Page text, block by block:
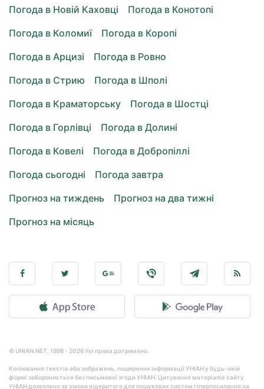
Погода в Новій Каховці
Погода в Конотопі
Погода в Коломиї
Погода в Коропі
Погода в Арцизі
Погода в Ровно
Погода в Стрию
Погода в Шполі
Погода в Краматорську
Погода в Шостці
Погода в Горлівці
Погода в Долині
Погода в Ковелі
Погода в Добропіллі
Погода сьогодні
Погода завтра
Прогноз на тиждень
Прогноз на два тижні
Прогноз на місяць
© UNIAN.NET, 1998 - 2026 Усі права дотримано.
Копіювання текстів або зображень, поширення інформації УНІАН у будь-якій
формі забороняється без письмової згоди УНІАН. Цитування матеріалів сайту
УНІАН дозволено за умови відкритого для пошукових систем гіперпосилання на